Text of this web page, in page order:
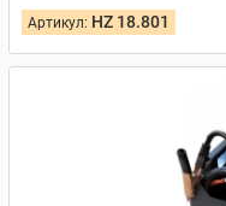
Артикул: HZ 18.801